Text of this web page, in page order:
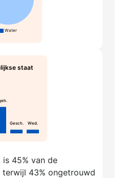
Water
staat
Gesch. Wed.
is 45% van de
43% ongetrouwd